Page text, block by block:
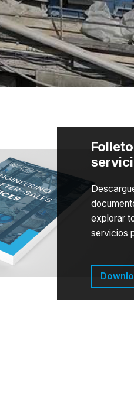
explorar
servicios